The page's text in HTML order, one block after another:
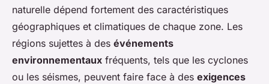
naturelle dépend fortement des caractéristiques
géographiques et climatiques de chaque zone. Les
régions sujettes à des événements
environnementaux fréquents, tels que les cyclones
ou les séismes, peuvent faire face à des exigences